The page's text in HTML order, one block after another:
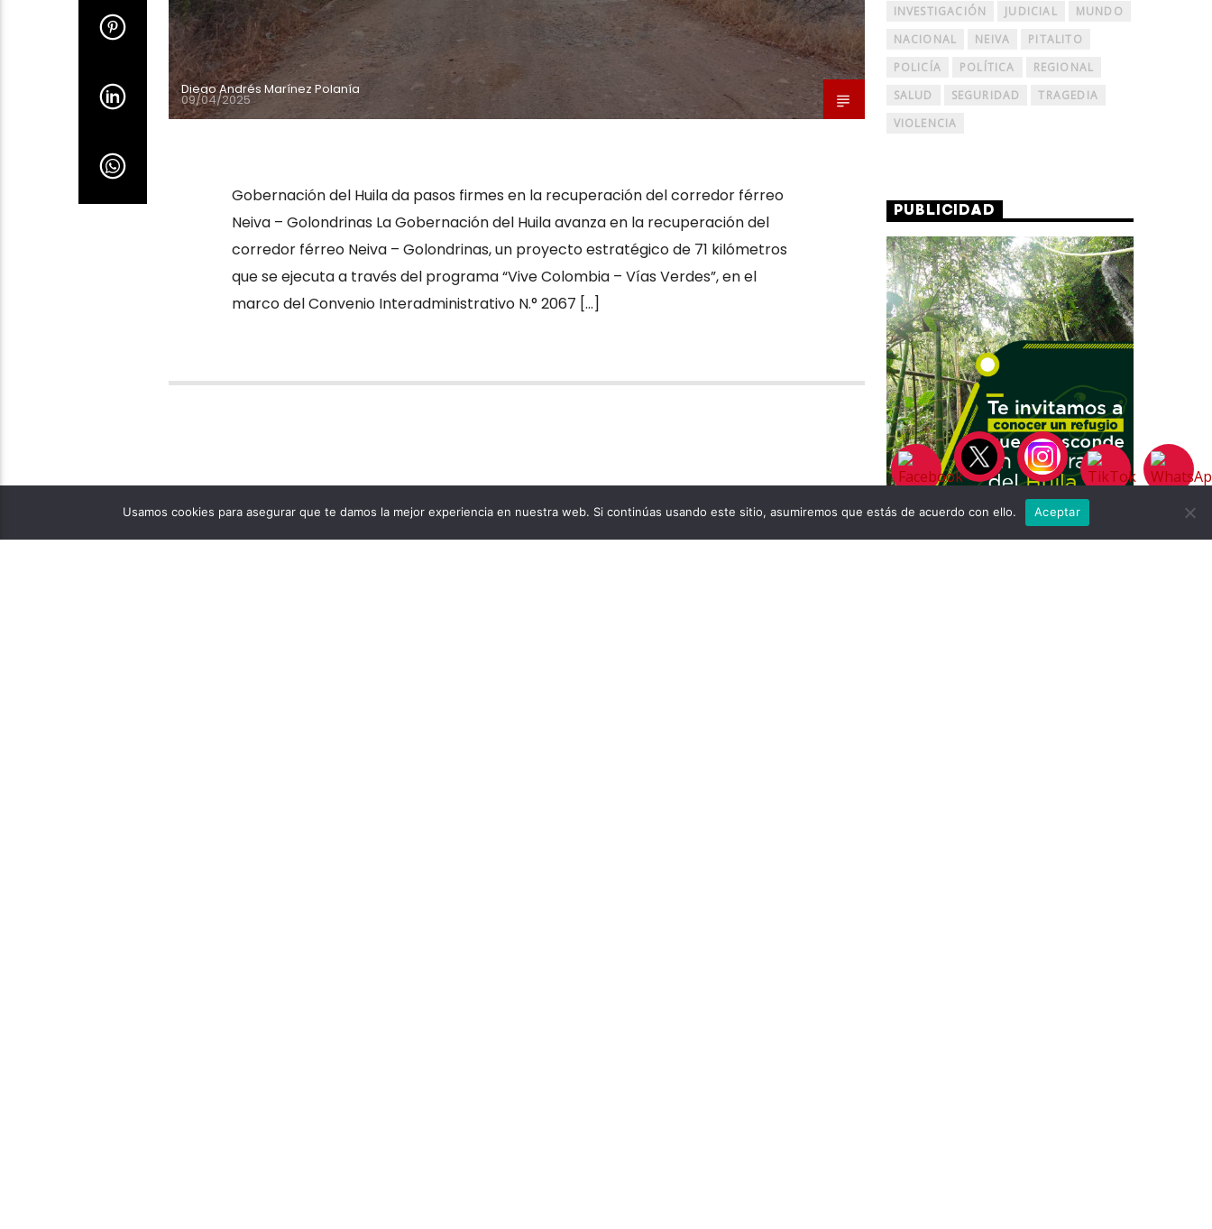
Diego Andrés Marínez Polanía
09/04/2025
Gobernación del Huila da pasos firmes en la recuperación del corredor férreo
Neiva – Golondrinas La Gobernación del Huila avanza en la recuperación del
corredor férreo Neiva – Golondrinas, un proyecto estratégico de 71 kilómetros
que se ejecuta a través del programa “Vive Colombia – Vías Verdes”, en el
marco del Convenio Interadministrativo N.° 2067 […]
INVESTIGACIÓN
JUDICIAL
MUNDO
NACIONAL
NEIVA
PITALITO
POLICÍA
POLÍTICA
REGIONAL
SALUD
SEGURIDAD
TRAGEDIA
VIOLENCIA
PUBLICIDAD
Usamos cookies para asegurar que te damos la mejor experiencia en nuestra web. Si continúas usando este sitio, asumiremos que estás de acuerdo con ello. Aceptar